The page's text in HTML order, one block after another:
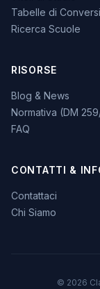
Tabelle di
Ricerca Scuole
RISORSE
Blog & News
Normativa (DM
FAQ
CONTATTI &
Contattaci
Chi Siamo
© 2026